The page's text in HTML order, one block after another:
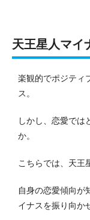
天王星人マイ
楽観的でポジティ
ス。
しかし、恋愛では
か。
こちらでは、天王
自身の恋愛傾向が
イナスを振り向か